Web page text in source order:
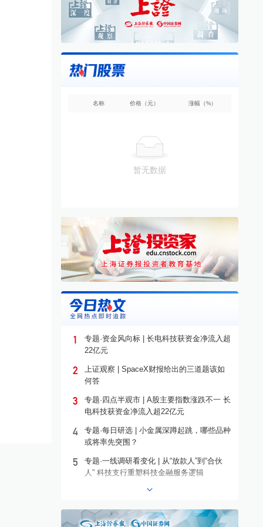
名称 价格（元） 涨幅（%）
暂无数据
1
专题·资金风向标 | 长电科技获资金净流入超
22亿元
2
上证观察 | SpaceX财报给出的三道题该如
何答
3
专题·四点半观市 | A股主要指数涨跌不一 长
电科技获资金净流入超22亿元
4
专题·每日研选 | 小金属深蹲起跳，哪些品种
或将率先突围？
5
专题·一线调研看变化 | 从“放款人”到“合伙
人” 科技支行重塑科技金融服务逻辑
专题·港股异动 | 沪上阿姨盘中涨超13%
7 专题·个股异动 | 603221，10连板